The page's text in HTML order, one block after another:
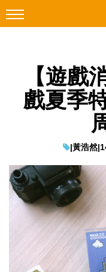
Facebook
科技焦點
教學評測
EduTech
IT Times
生成式AI與雲端應用
Enterprise Digital
【遊戲
戲夏季
|黃浩然|